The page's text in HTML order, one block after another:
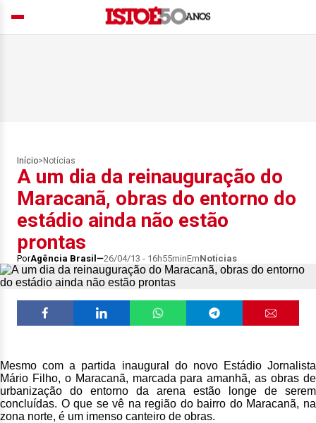
Início> Notícias
A um dia da reinauguração do
Maracanã, obras do entorno do
estádio ainda não estão
prontas
PorAgência Brasil 26/04/13 - 16h55minEmNotícias
Mesmo com a partida inaugural do novo Estádio Jornalista
Mário Filho, o Maracanã, marcada para amanhã, as obras de
urbanização do entorno da arena estão longe de serem
concluídas. O que se vê na região do bairro do Maracanã, na
zona norte, é um imenso canteiro de obras.